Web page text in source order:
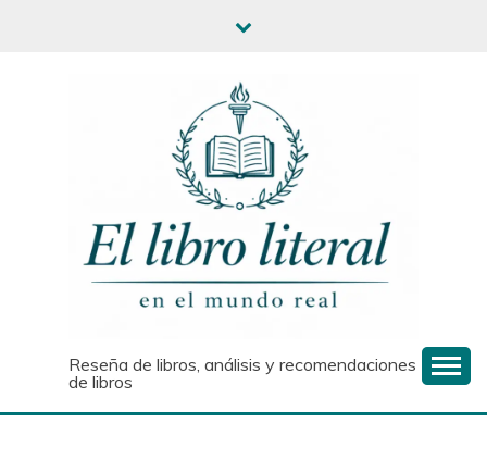
Reseña de libros, análisis y recomendaciones
de libros